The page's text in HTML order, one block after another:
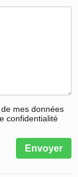
mes données
confidentialité
Envoyer